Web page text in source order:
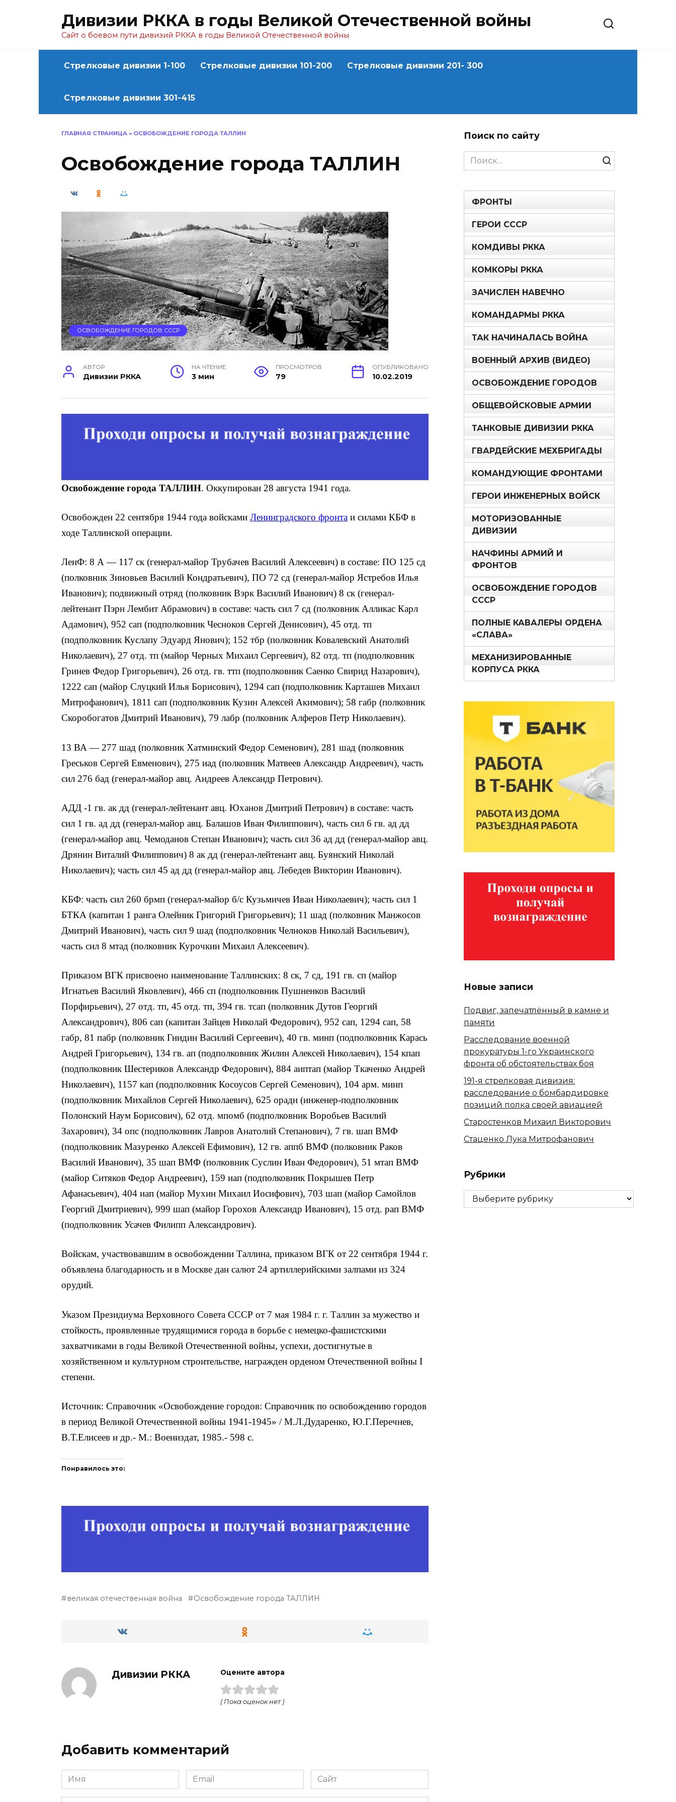
Дивизии РККА в годы Великой Отечественной войны
Сайт о боевом пути дивизий РККА в годы Великой Отечественной войны
Стрелковые дивизии 1-100 Стрелковые дивизии 101-200 Стрелковые дивизии 201- 300
Стрелковые дивизии 301-415
ГЛАВНАЯ СТРАНИЦА » ОСВОБОЖДЕНИЕ ГОРОДА ТАЛЛИН
Освобождение города ТАЛЛИН
ОСВОБОЖДЕНИЕ ГОРОДОВ СССР
АВТОР
Дивизии РККА
НА ЧТЕНИЕ
3 мин
ПРОСМОТРОВ
79
ОПУБЛИКОВАНО
10.02.2019
Освобождение города ТАЛЛИН. Оккупирован 28 августа 1941 года.
Освобожден 22 сентября 1944 года войсками Ленинградского фронта и силами КБФ в
ходе Таллинской операции.
ЛенФ: 8 А — 117 ск (генерал-майор Трубачев Василий Алексеевич) в составе: ПО 125 сд
(полковник Зиновьев Василий Кондратьевич), ПО 72 сд (генерал-майор Ястребов Илья
Иванович); подвижный отряд (полковник Вэрк Василий Иванович) 8 ск (генерал-
лейтенант Пэрн Лембит Абрамович) в составе: часть сил 7 сд (полковник Алликас Карл
Адамович), 952 сап (подполковник Чесноков Сергей Денисович), 45 отд. тп
(подполковник Куслапу Эдуард Янович); 152 тбр (полковник Ковалевский Анатолий
Николаевич), 27 отд. тп (майор Черных Михаил Сергеевич), 82 отд. тп (подполковник
Гринев Федор Григорьевич), 26 отд. гв. ттп (подполковник Саенко Свирид Назарович),
1222 сап (майор Слуцкий Илья Борисович), 1294 сап (подполковник Карташев Михаил
Митрофанович), 1811 сап (подполковник Кузин Алексей Акимович); 58 габр (полковник
Скоробогатов Дмитрий Иванович), 79 лабр (полковник Алферов Петр Николаевич).
13 ВА — 277 шад (полковник Хатминский Федор Семенович), 281 шад (полковник
Греськов Сергей Евменович), 275 иад (полковник Матвеев Александр Андреевич), часть
сил 276 бад (генерал-майор авц. Андреев Александр Петрович).
АДД -1 гв. ак дд (генерал-лейтенант авц. Юханов Дмитрий Петрович) в составе: часть
сил 1 гв. ад дд (генерал-майор авц. Балашов Иван Филиппович), часть сил 6 гв. ад дд
(генерал-майор авц. Чемоданов Степан Иванович); часть сил 36 ад дд (генерал-майор авц.
Дрянин Виталий Филиппович) 8 ак дд (генерал-лейтенант авц. Буянский Николай
Николаевич); часть сил 45 ад дд (генерал-майор авц. Лебедев Викторин Иванович).
КБФ: часть сил 260 брмп (генерал-майор б/с Кузьмичев Иван Николаевич); часть сил 1
БТКА (капитан 1 ранга Олейник Григорий Григорьевич); 11 шад (полковник Манжосов
Дмитрий Иванович), часть сил 9 шад (подполковник Челноков Николай Васильевич),
часть сил 8 мтад (полковник Курочкин Михаил Алексеевич).
Приказом ВГК присвоено наименование Таллинских: 8 ск, 7 сд, 191 гв. сп (майор
Игнатьев Василий Яковлевич), 466 сп (подполковник Пушненков Василий
Порфирьевич), 27 отд. тп, 45 отд. тп, 394 гв. тсап (полковник Дутов Георгий
Александрович), 806 сап (капитан Зайцев Николай Федорович), 952 сап, 1294 сап, 58
габр, 81 пабр (полковник Гнидин Василий Сергеевич), 40 гв. минп (подполковник Карась
Андрей Григорьевич), 134 гв. ап (подполковник Жилин Алексей Николаевич), 154 кпап
(подполковник Шестериков Александр Федорович), 884 аиптап (майор Ткаченко Андрей
Николаевич), 1157 кап (подполковник Косоусов Сергей Семенович), 104 арм. минп
(подполковник Михайлов Сергей Николаевич), 625 орадн (инженер-подполковник
Полонский Наум Борисович), 62 отд. мпомб (подполковник Воробьев Василий
Захарович), 34 опс (подполковник Лавров Анатолий Степанович), 7 гв. шап ВМФ
(подполковник Мазуренко Алексей Ефимович), 12 гв. аппб ВМФ (полковник Раков
Василий Иванович), 35 шап ВМФ (полковник Суслин Иван Федорович), 51 мтап ВМФ
(майор Ситяков Федор Андреевич), 159 иап (подполковник Покрышев Петр
Афанасьевич), 404 иап (майор Мухин Михаил Иосифович), 703 шап (майор Самойлов
Георгий Дмитриевич), 999 шап (майор Горохов Александр Иванович), 15 отд. рап ВМФ
(подполковник Усачев Филипп Александрович).
Войскам, участвовавшим в освобождении Таллина, приказом ВГК от 22 сентября 1944 г.
объявлена благодарность и в Москве дан салют 24 артиллерийскими залпами из 324
орудий.
Указом Президиума Верховного Совета СССР от 7 мая 1984 г. г. Таллин за мужество и
стойкость, проявленные трудящимися города в борьбе с немецко-фашистскими
захватчиками в годы Великой Отечественной войны, успехи, достигнутые в
хозяйственном и культурном строительстве, награжден орденом Отечественной войны I
степени.
Источник: Справочник «Освобождение городов: Справочник по освобождению городов
в период Великой Отечественной войны 1941-1945» / М.Л.Дударенко, Ю.Г.Перечнев,
В.Т.Елисеев и др.- М.: Воениздат, 1985.- 598 с.
Понравилось это:
великая отечественная война Освобождение города ТАЛЛИН
Дивизии РККА Оцените автора
( Пока оценок нет )
Добавить комментарий
Имя Email Сайт
Поиск по сайту
Search
for:
ФРОНТЫ
ГЕРОИ СССР
КОМДИВЫ РККА
КОМКОРЫ РККА
ЗАЧИСЛЕН НАВЕЧНО
КОМАНДАРМЫ РККА
ТАК НАЧИНАЛАСЬ ВОЙНА
ВОЕННЫЙ АРХИВ (ВИДЕО)
ОСВОБОЖДЕНИЕ ГОРОДОВ
ОБЩЕВОЙСКОВЫЕ АРМИИ
ТАНКОВЫЕ ДИВИЗИИ РККА
ГВАРДЕЙСКИЕ МЕХБРИГАДЫ
КОМАНДУЮЩИЕ ФРОНТАМИ
ГЕРОИ ИНЖЕНЕРНЫХ ВОЙСК
МОТОРИЗОВАННЫЕ
ДИВИЗИИ
НАЧФИНЫ АРМИЙ И
ФРОНТОВ
ОСВОБОЖДЕНИЕ ГОРОДОВ
СССР
ПОЛНЫЕ КАВАЛЕРЫ ОРДЕНА
«СЛАВА»
МЕХАНИЗИРОВАННЫЕ
КОРПУСА РККА
Новые записи
Подвиг, запечатлённый в камне и
памяти
Расследование военной
прокуратуры 1-го Украинского
фронта об обстоятельствах боя
191-я стрелковая дивизия:
расследование о бомбардировке
позиций полка своей авиацией
Старостенков Михаил Викторович
Стаценко Лука Митрофанович
Рубрики
Рубрики